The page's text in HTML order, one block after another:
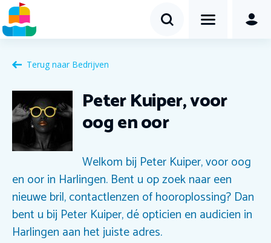
Terug naar Bedrijven
Peter Kuiper, voor
oog en oor
Welkom bij Peter Kuiper, voor oog
en oor in Harlingen. Bent u op zoek naar een
nieuwe bril, contactlenzen of hooroplossing? Dan
bent u bij Peter Kuiper, dé opticien en audicien in
Harlingen aan het juiste adres.